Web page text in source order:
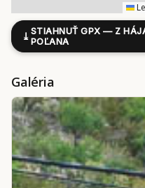
⤓ STIAHNUŤ GPX — Z
POĽANA
Galéria